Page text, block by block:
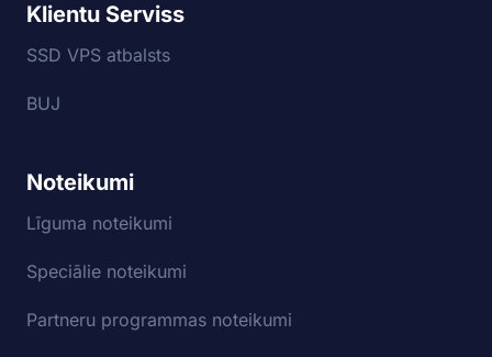
Klientu Serviss
SSD VPS atbalsts
BUJ
Noteikumi
Līguma noteikumi
Speciālie noteikumi
Partneru programmas noteikumi